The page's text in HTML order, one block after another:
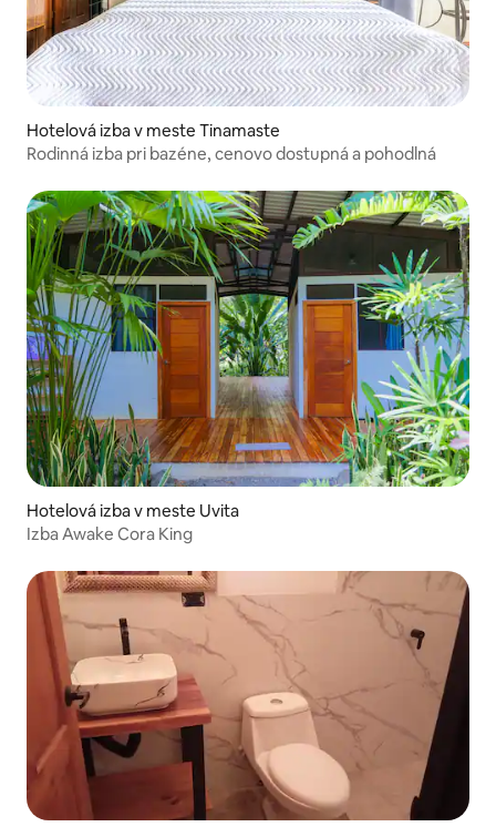
Hotelová izba v meste Tinamaste
Rodinná izba pri bazéne, cenovo dostupná a pohodlná
Hotelová izba v meste Uvita
Izba Awake Cora King